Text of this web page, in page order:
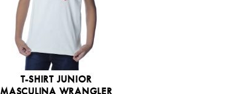
T-SHIRT JUNIOR
MASCULINA WRANGLER